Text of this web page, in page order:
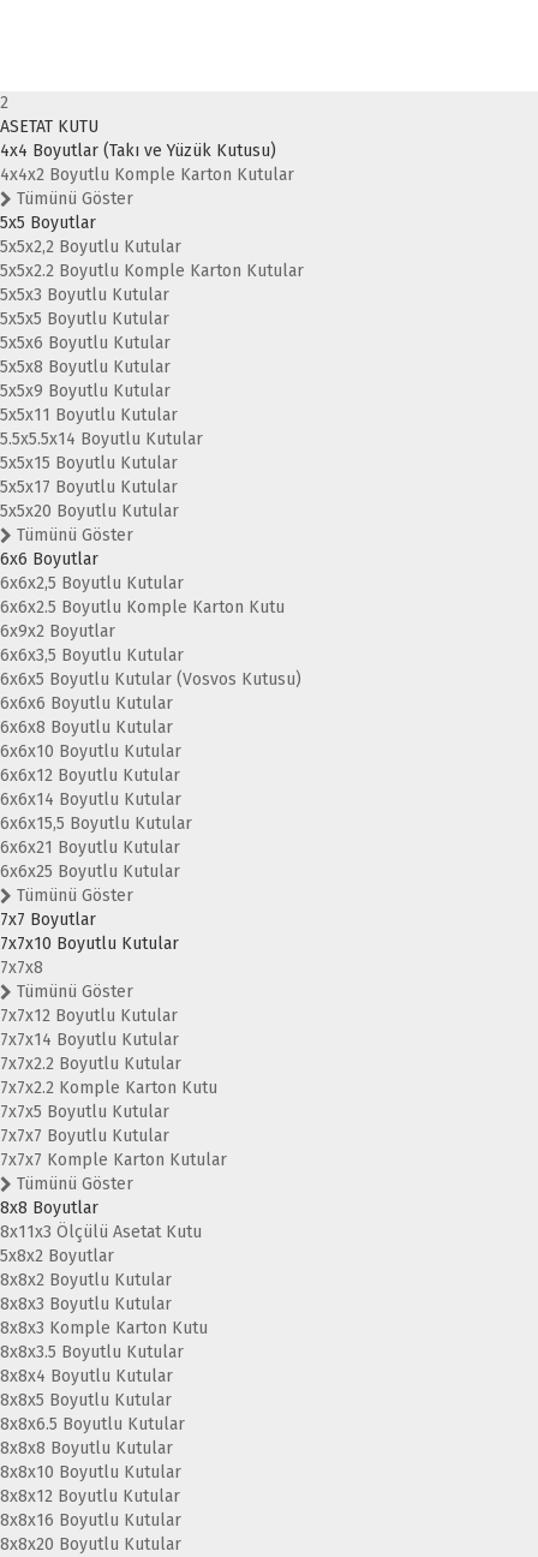
2
ASETAT KUTU
4x4 Boyutlar (Takı ve Yüzük Kutusu)
4x4x2 Boyutlu Komple Karton Kutular
Tümünü Göster
5x5 Boyutlar
5x5x2,2 Boyutlu Kutular
5x5x2.2 Boyutlu Komple Karton Kutular
5x5x3 Boyutlu Kutular
5x5x5 Boyutlu Kutular
5x5x6 Boyutlu Kutular
5x5x8 Boyutlu Kutular
5x5x9 Boyutlu Kutular
5x5x11 Boyutlu Kutular
5.5x5.5x14 Boyutlu Kutular
5x5x15 Boyutlu Kutular
5x5x17 Boyutlu Kutular
5x5x20 Boyutlu Kutular
Tümünü Göster
6x6 Boyutlar
6x6x2,5 Boyutlu Kutular
6x6x2.5 Boyutlu Komple Karton Kutu
6x9x2 Boyutlar
6x6x3,5 Boyutlu Kutular
6x6x5 Boyutlu Kutular (Vosvos Kutusu)
6x6x6 Boyutlu Kutular
6x6x8 Boyutlu Kutular
6x6x10 Boyutlu Kutular
6x6x12 Boyutlu Kutular
6x6x14 Boyutlu Kutular
6x6x15,5 Boyutlu Kutular
6x6x21 Boyutlu Kutular
6x6x25 Boyutlu Kutular
Tümünü Göster
7x7 Boyutlar
7x7x10 Boyutlu Kutular
7x7x8
Tümünü Göster
7x7x12 Boyutlu Kutular
7x7x14 Boyutlu Kutular
7x7x2.2 Boyutlu Kutular
7x7x2.2 Komple Karton Kutu
7x7x5 Boyutlu Kutular
7x7x7 Boyutlu Kutular
7x7x7 Komple Karton Kutular
Tümünü Göster
8x8 Boyutlar
8x11x3 Ölçülü Asetat Kutu
5x8x2 Boyutlar
8x8x2 Boyutlu Kutular
8x8x3 Boyutlu Kutular
8x8x3 Komple Karton Kutu
8x8x3.5 Boyutlu Kutular
8x8x4 Boyutlu Kutular
8x8x5 Boyutlu Kutular
8x8x6.5 Boyutlu Kutular
8x8x8 Boyutlu Kutular
8x8x10 Boyutlu Kutular
8x8x12 Boyutlu Kutular
8x8x16 Boyutlu Kutular
8x8x20 Boyutlu Kutular